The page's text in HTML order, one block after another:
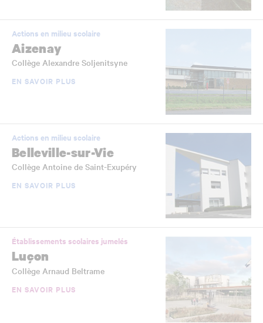
Actions en milieu scolaire
Aizenay
Collège Alexandre Soljenitsyne
EN SAVOIR PLUS
Actions en milieu scolaire
Belleville-sur-Vie
Collège Antoine de Saint-Exupéry
EN SAVOIR PLUS
Établissements scolaires jumelés
Luçon
Collège Arnaud Beltrame
EN SAVOIR PLUS